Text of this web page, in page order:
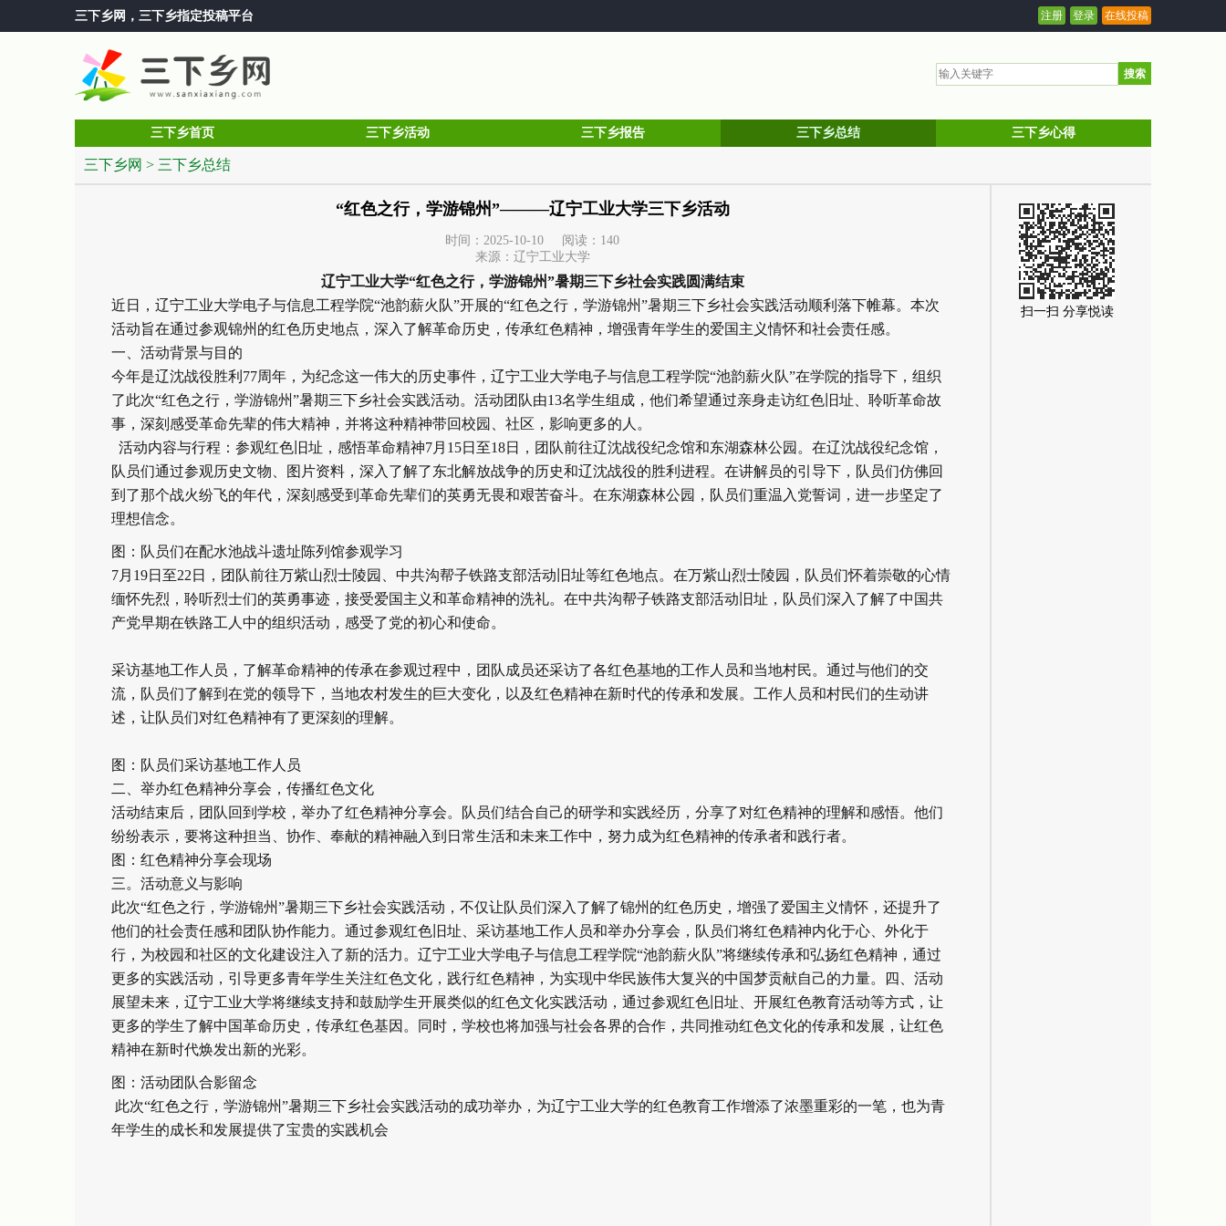
注册 登录 在线投稿
三下乡网 ，三下乡指定投稿平台
搜索
三下乡首页 三下乡活动 三下乡报告 三下乡总结 三下乡心得
三下乡网 > 三下乡总结
“红色之行，学游锦州”———辽宁工业大学三下乡活动
时间：2025-10-10 阅读： 140
来源：辽宁工业大学
辽宁工业大学“红色之行，学游锦州”暑期三下乡社会实践圆满结束
近日，辽宁工业大学电子与信息工程学院“池韵薪火队”开展的“红色之行，学游锦州”暑期三下乡社会实践活动顺利落下帷幕。本次
活动旨在通过参观锦州的红色历史地点，深入了解革命历史，传承红色精神，增强青年学生的爱国主义情怀和社会责任感。
一、活动背景与目的
今年是辽沈战役胜利77周年，为纪念这一伟大的历史事件，辽宁工业大学电子与信息工程学院“池韵薪火队”在学院的指导下，组织
了此次“红色之行，学游锦州”暑期三下乡社会实践活动。活动团队由13名学生组成，他们希望通过亲身走访红色旧址、聆听革命故
事，深刻感受革命先辈的伟大精神，并将这种精神带回校园、社区，影响更多的人。
活动内容与行程：参观红色旧址，感悟革命精神7月15日至18日，团队前往辽沈战役纪念馆和东湖森林公园。在辽沈战役纪念馆，
队员们通过参观历史文物、图片资料，深入了解了东北解放战争的历史和辽沈战役的胜利进程。在讲解员的引导下，队员们仿佛回
到了那个战火纷飞的年代，深刻感受到革命先辈们的英勇无畏和艰苦奋斗。在东湖森林公园，队员们重温入党誓词，进一步坚定了
理想信念。
图：队员们在配水池战斗遗址陈列馆参观学习
7月19日至22日，团队前往万紫山烈士陵园、中共沟帮子铁路支部活动旧址等红色地点。在万紫山烈士陵园，队员们怀着崇敬的心情
缅怀先烈，聆听烈士们的英勇事迹，接受爱国主义和革命精神的洗礼。在中共沟帮子铁路支部活动旧址，队员们深入了解了中国共
产党早期在铁路工人中的组织活动，感受了党的初心和使命。
采访基地工作人员，了解革命精神的传承在参观过程中，团队成员还采访了各红色基地的工作人员和当地村民。通过与他们的交
流，队员们了解到在党的领导下，当地农村发生的巨大变化，以及红色精神在新时代的传承和发展。工作人员和村民们的生动讲
述，让队员们对红色精神有了更深刻的理解。
图：队员们采访基地工作人员
二、举办红色精神分享会，传播红色文化
活动结束后，团队回到学校，举办了红色精神分享会。队员们结合自己的研学和实践经历，分享了对红色精神的理解和感悟。他们
纷纷表示，要将这种担当、协作、奉献的精神融入到日常生活和未来工作中，努力成为红色精神的传承者和践行者。
图：红色精神分享会现场
三。活动意义与影响
此次“红色之行，学游锦州”暑期三下乡社会实践活动，不仅让队员们深入了解了锦州的红色历史，增强了爱国主义情怀，还提升了
他们的社会责任感和团队协作能力。通过参观红色旧址、采访基地工作人员和举办分享会，队员们将红色精神内化于心、外化于
行，为校园和社区的文化建设注入了新的活力。辽宁工业大学电子与信息工程学院“池韵薪火队”将继续传承和弘扬红色精神，通过
更多的实践活动，引导更多青年学生关注红色文化，践行红色精神，为实现中华民族伟大复兴的中国梦贡献自己的力量。四、活动
展望未来，辽宁工业大学将继续支持和鼓励学生开展类似的红色文化实践活动，通过参观红色旧址、开展红色教育活动等方式，让
更多的学生了解中国革命历史，传承红色基因。同时，学校也将加强与社会各界的合作，共同推动红色文化的传承和发展，让红色
精神在新时代焕发出新的光彩。
图：活动团队合影留念
此次“红色之行，学游锦州”暑期三下乡社会实践活动的成功举办，为辽宁工业大学的红色教育工作增添了浓墨重彩的一笔，也为青
年学生的成长和发展提供了宝贵的实践机会
扫一扫 分享悦读